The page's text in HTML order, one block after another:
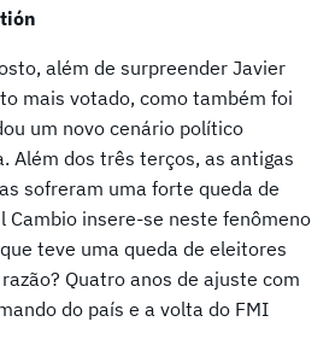
além de surpreender Javier
mais votado, como também foi
um novo cenário político
Além dos três terços, as antigas
sofreram uma forte queda de
Cambio insere-se neste fenômeno
teve uma queda de eleitores
Quatro anos de ajuste com
do país e a volta do FMI